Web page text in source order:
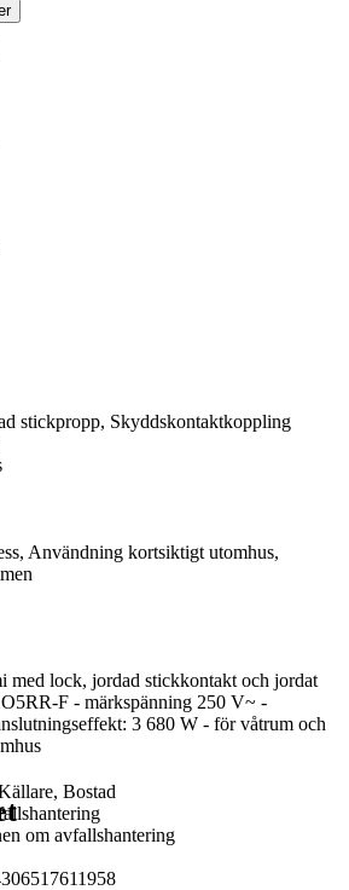
stickpropp, Skyddskontaktkoppling
Användning kortsiktigt utomhus,
Bostad
om avfallshantering
med lock, jordad stickkontakt och jordat
F - märkspänning 250 V~ -
3 680 W - för våtrum och